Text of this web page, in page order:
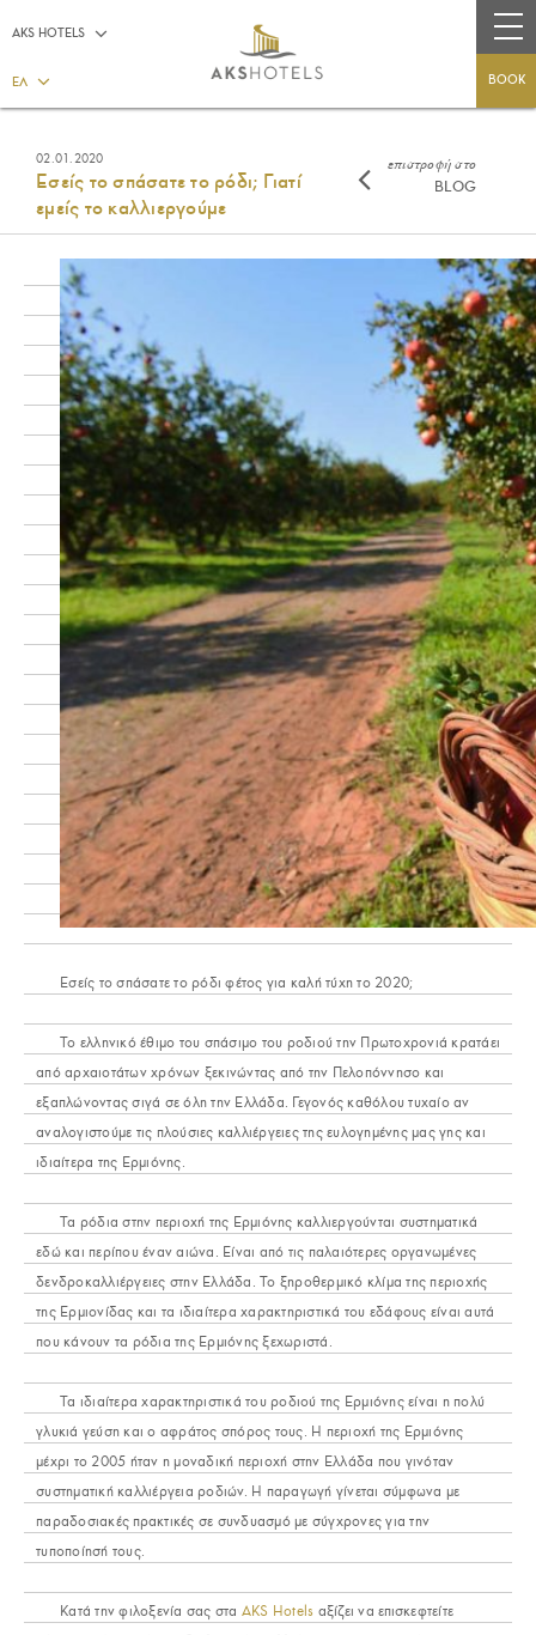
BOOK
AKS HOTELS
ΕΛ
02.01.2020
Εσείς το σπάσατε το ρόδι; Γιατί
εμείς το καλλιεργούμε
επιστροφή στο
BLOG
Εσείς το σπάσατε το ρόδι φέτος για καλή τύχη το 2020;
Το ελληνικό έθιμο του σπάσιμο του ροδιού την Πρωτοχρονιά κρατάει
από αρχαιοτάτων χρόνων ξεκινώντας από την Πελοπόννησο και
εξαπλώνοντας σιγά σε όλη την Ελλάδα. Γεγονός καθόλου τυχαίο αν
αναλογιστούμε τις πλούσιες καλλιέργειες της ευλογημένης μας γης και
ιδιαίτερα της Ερμιόνης.
Τα ρόδια στην περιοχή της Ερμιόνης καλλιεργούνται συστηματικά
εδώ και περίπου έναν αιώνα. Είναι από τις παλαιότερες οργανωμένες
δενδροκαλλιέργειες στην Ελλάδα. Το ξηροθερμικό κλίμα της περιοχής
της Ερμιονίδας και τα ιδιαίτερα χαρακτηριστικά του εδάφους είναι αυτά
που κάνουν τα ρόδια της Ερμιόνης ξεχωριστά.
Τα ιδιαίτερα χαρακτηριστικά του ροδιού της Ερμιόνης είναι η πολύ
γλυκιά γεύση και ο αφράτος σπόρος τους. Η περιοχή της Ερμιόνης
μέχρι το 2005 ήταν η μοναδική περιοχή στην Ελλάδα που γινόταν
συστηματική καλλιέργεια ροδιών. Η παραγωγή γίνεται σύμφωνα με
παραδοσιακές πρακτικές σε συνδυασμό με σύγχρονες για την
τυποποίησή τους.
Κατά την φιλοξενία σας στα AKS Hotels αξίζει να επισκεφτείτε